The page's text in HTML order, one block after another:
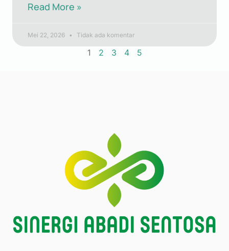
Read More »
Mei 22, 2026 Tidak ada komentar
1 2 3 4 5